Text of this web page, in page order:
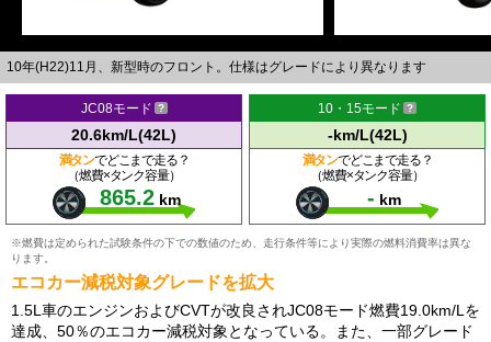
10年(H22)11月、新型時のフロント。仕様はグレードにより異なります
JC08モード
20.6km/L(42L)
満タンでどこまで走る？
（燃費×タンク容量）
865.2 km
10・15モード
-km/L(42L)
満タンでどこまで走る？
（燃費×タンク容量）
- km
※燃費は定められた試験条件の下での数値のため、走行条件等により実際の燃料消費率は異な
ります。
エコカー減税対象グレードを拡大
1.5L車のエンジンおよびCVTが改良されJC08モード燃費19.0km/Lを
達成、50％のエコカー減税対象となっている。また、一部グレード